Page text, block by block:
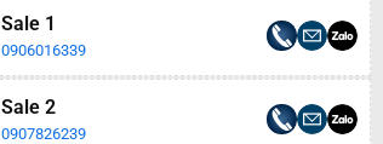
Sale 1
0906016339
Sale 2
0907826239